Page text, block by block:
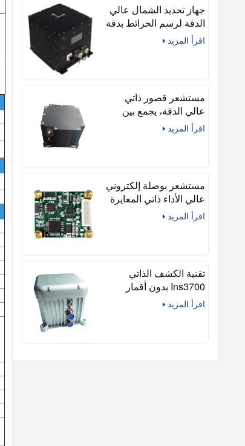
جهاز تحديد الشمال عالي
الدقة لرسم الخرائط بدقة
في البيئات القاسية
اقرأ المزيد
مستشعر قصور ذاتي
عالي الدقة، يجمع بين
مستشعر الضباب
ومقياس التسارع
اقرأ المزيد
مستشعر بوصلة إلكتروني
عالي الأداء ذاتي المعايرة
اقرأ المزيد
تقنية الكشف الذاتي
Ins3700 بدون أقمار
صناعية للسفن
والطائرات بدون طيار
اقرأ المزيد